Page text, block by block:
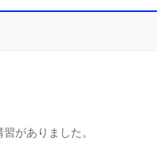
がありました。